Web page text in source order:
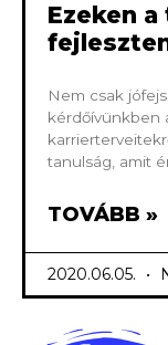
Ezeken
Nem csak
kérdőívünkben
tanulság, amit
TOVÁBB »
2020.06.05.